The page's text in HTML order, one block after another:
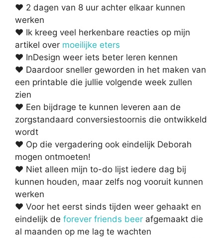
♥ 2 dagen van 8 uur achter elkaar kunnen
werken
♥ Ik kreeg veel herkenbare reacties op mijn
artikel over moeilijke eters
♥ InDesign weer iets beter leren kennen
♥ Daardoor sneller geworden in het maken van
een printable die jullie volgende week zullen
zien
♥ Een bijdrage te kunnen leveren aan de
zorgstandaard conversiestoornis die ontwikkeld
wordt
♥ Op die vergadering ook eindelijk Deborah
mogen ontmoeten!
♥ Niet alleen mijn to-do lijst iedere dag bij
kunnen houden, maar zelfs nog vooruit kunnen
werken
♥ Voor het eerst sinds tijden weer gehaakt en
eindelijk de forever friends beer afgemaakt die
al maanden op me lag te wachten